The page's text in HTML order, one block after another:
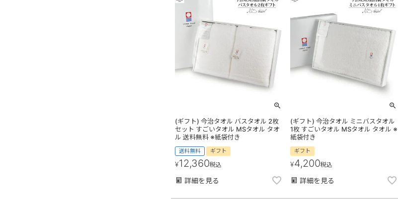
(ギフト) 今治タオル バスタオル 2枚
セット すごいタオル MSタオル タオ
ル 送料無料 ※紙袋付き
送料無料 ギフト
¥12,360税込
詳細を見る
(ギフト) 今治タオル ミニバスタオル
1枚 すごいタオル MSタオル タオル ※
紙袋付き
ギフト
¥4,200税込
詳細を見る